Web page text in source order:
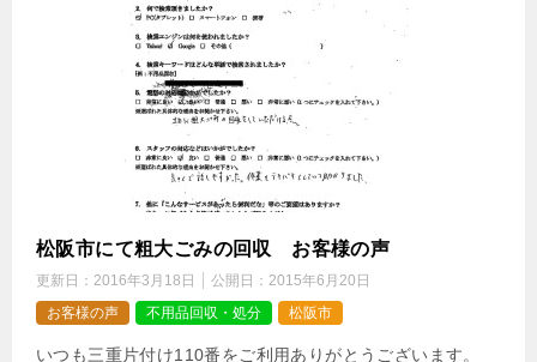
松阪市にて粗大ごみの回収 お客様の声
更新日： 2016年3月18日 公開日： 2015年6月20日
お客様の声
不用品回収・処分 松阪市
いつも三重片付け110番をご利用ありがとうございます。